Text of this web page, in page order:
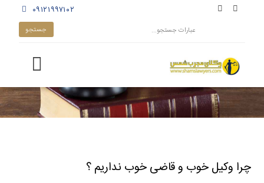
۰۹۱۲۱۹۹۷۱۰۲
چرا وکیل خوب و قاضی خوب نداریم ؟